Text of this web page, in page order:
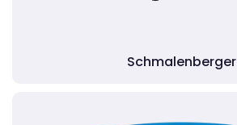
Schmalenberger